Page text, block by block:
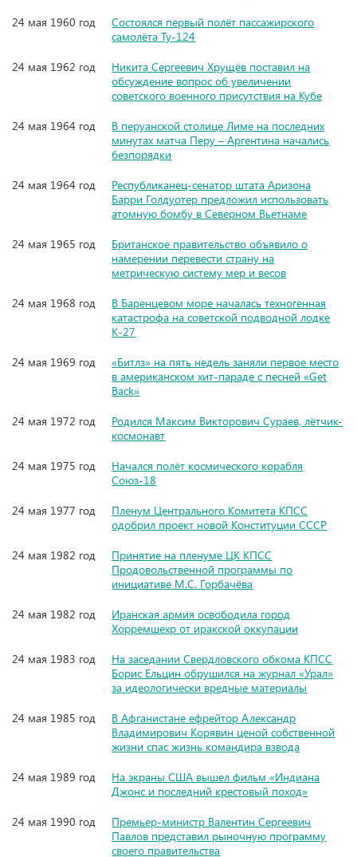
24 мая 1960 год
Состоялся первый полёт пассажирского
самолёта Ту-124
24 мая 1962 год
Никита Сергеевич Хрущёв поставил на
обсуждение вопрос об увеличении
советского военного присутствия на Кубе
24 мая 1964 год
В перуанской столице Лиме на последних
минутах матча Перу – Аргентина начались
безпорядки
24 мая 1964 год
Республиканец-cенатор штата Аризона
Барри Голдуотер предложил использовать
атомную бомбу в Северном Вьетнаме
24 мая 1965 год
Британское правительство объявило о
намерении перевести страну на
метрическую систему мер и весов
24 мая 1968 год
В Баренцевом море началась техногенная
катастрофа на советской подводной лодке
К-27
24 мая 1969 год
«Битлз» на пять недель заняли первое место
в американском хит-параде с песней «Get
Back»
24 мая 1972 год
Родился Максим Викторович Сураев, лётчик-
космонавт
24 мая 1975 год
Начался полёт космического корабля
Союз-18
24 мая 1977 год
Пленум Центрального Комитета КПСС
одобрил проект новой Конституции СССР
24 мая 1982 год
Принятие на пленуме ЦК КПСС
Продовольственной программы по
инициативе М.С. Горбачёва
24 мая 1982 год
Иранская армия освободила город
Хорремшехр от иракской оккупации
24 мая 1983 год
На заседании Свердловского обкома КПСС
Борис Ельцин обрушился на журнал «Урал»
за идеологически вредные материалы
24 мая 1985 год
В Афганистане ефрейтор Александр
Владимирович Корявин ценой собственной
жизни спас жизнь командира взвода
24 мая 1989 год
На экраны США вышел фильм «Индиана
Джонс и последний крестовый поход»
24 мая 1990 год
Премьер-министр Валентин Сергеевич
Павлов представил рыночную программу
своего правительства